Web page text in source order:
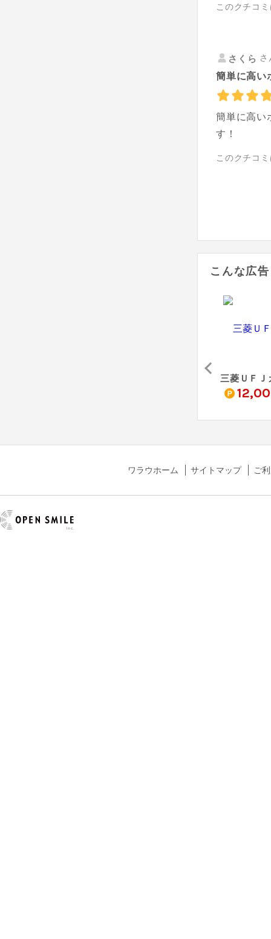
このクチコ
さくら
簡単に高い
簡単に高い
す！
このクチコ
こんな広
ワラウホーム サイトマップ ご